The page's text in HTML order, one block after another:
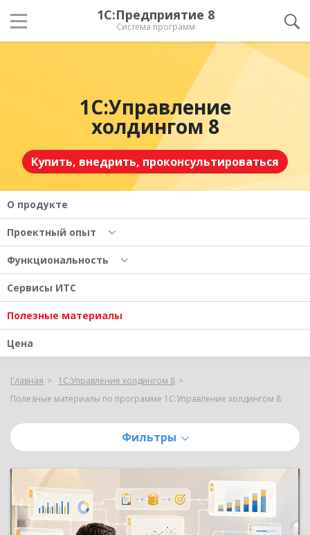
1С:Предприятие 8
Система программ
1С:Управление
холдингом 8
Купить, внедрить, проконсультироваться
О продукте
Проектный опыт
Функциональность
Сервисы ИТС
Полезные материалы
Цена
Главная
1С:Управление холдингом 8
Полезные материалы по программе 1С:Управление холдингом 8
Фильтры